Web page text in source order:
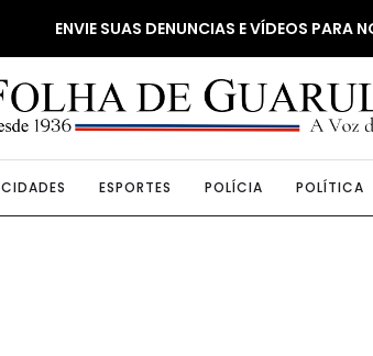
ENVIE SUAS DENUNCIAS E VÍDEOS
CIDADES ESPORTES POLÍCIA POLÍTICA